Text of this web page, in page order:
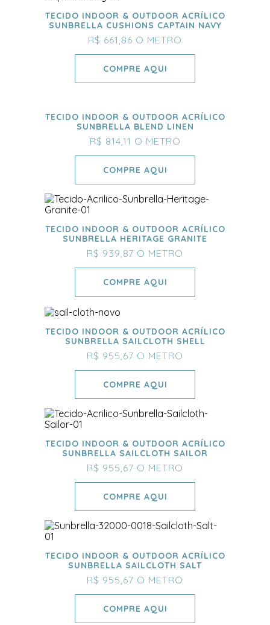
TECIDO INDOOR & OUTDOOR ACRÍLICO
SUNBRELLA CUSHIONS CAPTAIN NAVY
R$ 661,86 O METRO
COMPRE AQUI
TECIDO INDOOR & OUTDOOR ACRÍLICO
SUNBRELLA BLEND LINEN
R$ 814,11 O METRO
COMPRE AQUI
TECIDO INDOOR & OUTDOOR ACRÍLICO
SUNBRELLA HERITAGE GRANITE
R$ 939,87 O METRO
COMPRE AQUI
TECIDO INDOOR & OUTDOOR ACRÍLICO
SUNBRELLA SAILCLOTH SHELL
R$ 955,67 O METRO
COMPRE AQUI
TECIDO INDOOR & OUTDOOR ACRÍLICO
SUNBRELLA SAILCLOTH SAILOR
R$ 955,67 O METRO
COMPRE AQUI
TECIDO INDOOR & OUTDOOR ACRÍLICO
SUNBRELLA SAILCLOTH SALT
R$ 955,67 O METRO
COMPRE AQUI